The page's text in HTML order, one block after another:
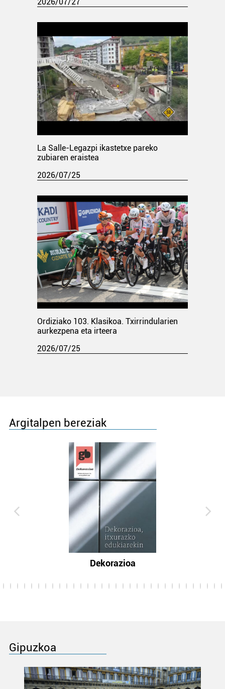
La Salle-Legazpi ikastetxe pareko
zubiaren eraistea
2026/07/25
Ordiziako 103. Klasikoa. Txirrindularien
aurkezpena eta irteera
2026/07/25
Argitalpen bereziak
Dekorazioa
Gipuzkoa